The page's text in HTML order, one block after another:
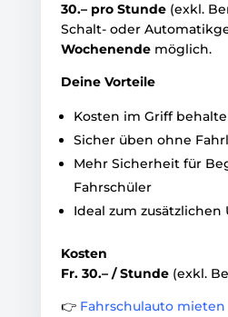
30.– pro Stunde(exkl.
Schalt- oder
Wochenendemöglich.
Deine Vorteile
Kosten im Griff
Sicher üben ohne
Mehr Sicherheit für
Fahrschüler
Ideal zum zusätzlichen
Kosten
Fr. 30.– / Stunde(exkl.
👉 Fahrschulauto mieten